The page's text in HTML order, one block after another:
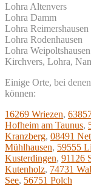
Lohra Altenvers
Lohra Damm
Lohra Reimershausen
Lohra Rodenhausen
Lohra Weipoltshausen
Kirchvers, Lohra,
Einige Orte, bei
können:
16269 Wriezen,
Hofheim am Taunus,
Kranzberg, 08491
Mühlhausen, 59555
Kusterdingen, 91126
Kutenholz, 74731
See, 56751 Polch